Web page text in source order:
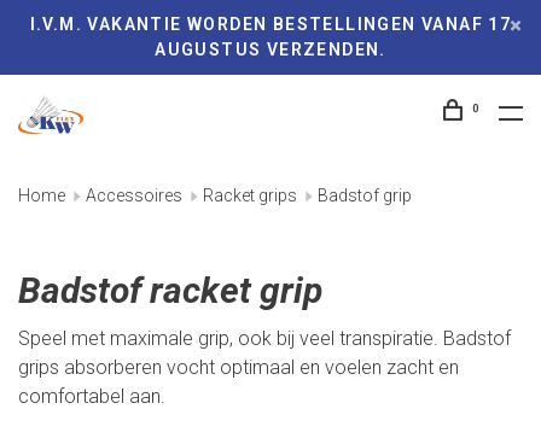
I.V.M. VAKANTIE WORDEN BESTELLINGEN VANAF 17
AUGUSTUS VERZENDEN.
0
Home Accessoires Racket grips Badstof grip
Badstof racket grip
Speel met maximale grip, ook bij veel transpiratie. Badstof
grips absorberen vocht optimaal en voelen zacht en
comfortabel aan.